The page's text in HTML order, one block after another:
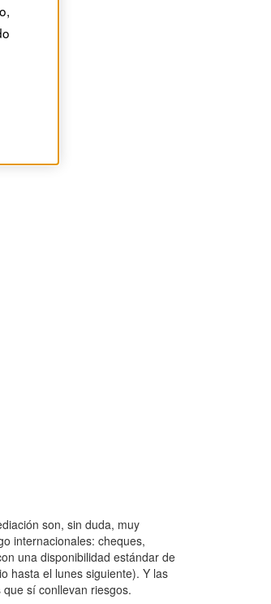
son, sin duda, muy
internacionales: cheques,
una disponibilidad estándar de
hasta el lunes siguiente). Y las
sí conllevan riesgos.